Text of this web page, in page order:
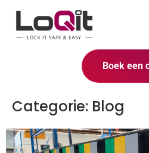
Boek een
Categorie: Blog